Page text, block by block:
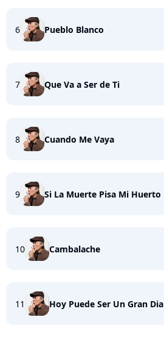
6 Pueblo Blanco
7 Que Va a Ser de Ti
8 Cuando Me Vaya
9 Si La Muerte Pisa Mi Huerto
10 Cambalache
11 Hoy Puede Ser Un Gran Dia